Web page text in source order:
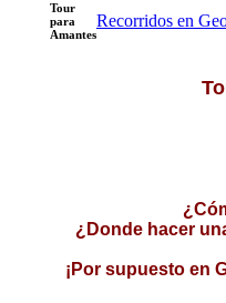
Tour
para
Amantes
Recorridos en
¿Donde hacer
¡Por supuesto en